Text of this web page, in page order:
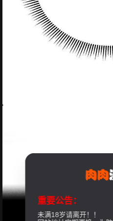
重要公告：
未满18岁请离开！！